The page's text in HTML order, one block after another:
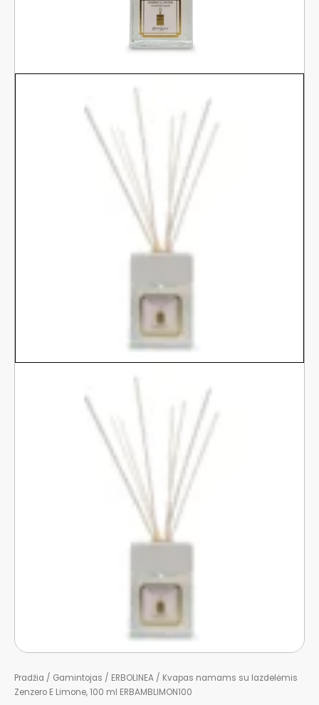
Pradžia / Gamintojas / ERBOLINEA / Kvapas namams su lazdelėmis
Zenzero E Limone, 100 ml ERBAMBLIMON100